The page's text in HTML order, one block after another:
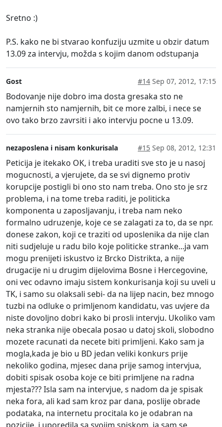
Sretno :)
P.S. kako ne bi stvarao konfuziju uzmite u obzir datum
13.09 za intervju, možda s kojim danom odstupanja
Gost #14 Sep 07, 2012, 17:15
Bodovanje nije dobro ima dosta gresaka sto ne
namjernih sto namjernih, bit ce more zalbi, i nece se
ovo tako brzo zavrsiti i ako intervju pocne u 13.09.
nezaposlena i nisam konkurisala #15 Sep 08, 2012, 12:31
Peticija je itekako OK, i treba uraditi sve sto je u nasoj
mogucnosti, a vjerujete, da se svi dignemo protiv
korupcije postigli bi ono sto nam treba. Ono sto je srz
problema, i na tome treba raditi, je politicka
komponenta u zaposljavanju, i treba nam neko
formalno udruzenje, koje ce se zalagati za to, da se npr.
donese zakon, koji ce traziti od uposlenika da nije clan
niti sudjeluje u radu bilo koje politicke stranke...ja vam
mogu prenijeti iskustvo iz Brcko Distrikta, a nije
drugacije ni u drugim dijelovima Bosne i Hercegovine,
oni vec odavno imaju sistem konkurisanja koji su uveli u
TK, i samo su olaksali sebi- da na lijep nacin, bez mnogo
tuzbi na odluke o primljenom kandidatu, vas uvjere da
niste dovoljno dobri kako bi prosli intervju. Ukoliko vam
neka stranka nije obecala posao u datoj skoli, slobodno
mozete racunati da necete biti primljeni. Kako sam ja
mogla,kada je bio u BD jedan veliki konkurs prije
nekoliko godina, mjesec dana prije samog intervjua,
dobiti spisak osoba koje ce biti primljene na radna
mjesta??? Isla sam na intervjue, s nadom da je spisak
neka fora, ali kad sam kroz par dana, poslije obrade
podataka, na internetu procitala ko je odabran na